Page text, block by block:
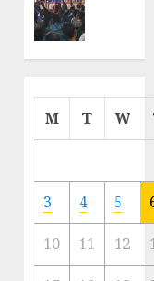
Cermin
Ibu
Kota
23/11/
M T W
3 4 5
10 11 12